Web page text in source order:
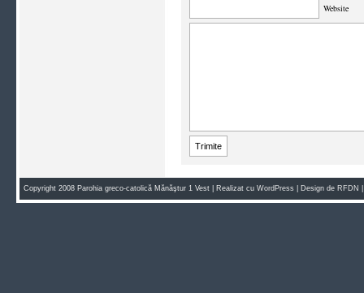
Website
Copyright 2008 Parohia greco-catolică Mănăştur 1 Vest | Realizat cu WordPress | Design de RFDN